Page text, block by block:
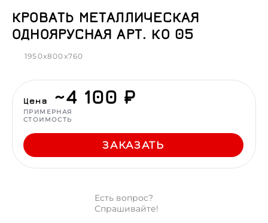
КРОВАТЬ МЕТАЛЛИЧЕСКАЯ
ОДНОЯРУСНАЯ АРТ. КО 05
1950x800x760
ЗАКАЗАТЬ
Цена ~4 100 ₽
ПРИМЕРНАЯ
СТОИМОСТЬ
Есть вопрос?
Спрашивайте!